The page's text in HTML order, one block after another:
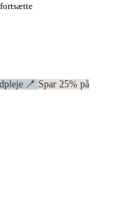
fortsætte
🪥 Spar 25% på